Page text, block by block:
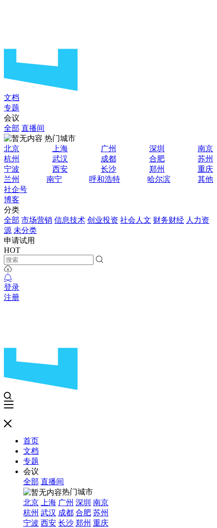
文档
专题
会议
全部 直播间
热门城市
北京
上海 广州 深圳
南京
杭州
武汉 成都 合肥
苏州
宁波
西安 长沙 郑州
重庆
兰州
南宁 呼和浩特 哈尔滨
其他
社企号
博客
分类
全部 市场营销 信息技术 创业投资 社会人文 财务财经 人力资
源 未分类
申请试用
HOT
登录
注册
首页
文档
专题
会议
全部 直播间
热门城市
北京
上海 广州 深圳 南京
杭州 武汉 成都 合肥 苏州
宁波 西安 长沙 郑州 重庆